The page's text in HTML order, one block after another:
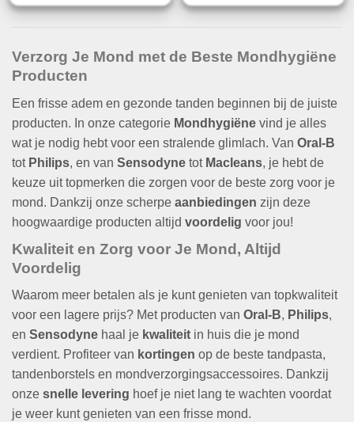
Verzorg Je Mond met de Beste Mondhygiëne
Producten
Een frisse adem en gezonde tanden beginnen bij de juiste
producten. In onze categorie Mondhygiëne vind je alles
wat je nodig hebt voor een stralende glimlach. Van Oral-B
tot Philips, en van Sensodyne tot Macleans, je hebt de
keuze uit topmerken die zorgen voor de beste zorg voor je
mond. Dankzij onze scherpe aanbiedingen zijn deze
hoogwaardige producten altijd voordelig voor jou!
Kwaliteit en Zorg voor Je Mond, Altijd
Voordelig
Waarom meer betalen als je kunt genieten van topkwaliteit
voor een lagere prijs? Met producten van Oral-B, Philips,
en Sensodyne haal je kwaliteit in huis die je mond
verdient. Profiteer van kortingen op de beste tandpasta,
tandenborstels en mondverzorgingsaccessoires. Dankzij
onze snelle levering hoef je niet lang te wachten voordat
je weer kunt genieten van een frisse mond.